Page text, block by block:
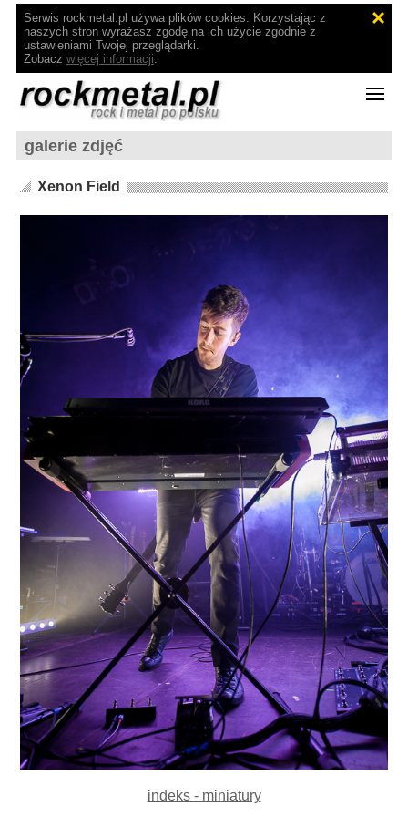
Serwis rockmetal.pl używa plików cookies. Korzystając z
naszych stron wyrażasz zgodę na ich użycie zgodnie z
ustawieniami Twojej przeglądarki.
Zobacz więcej informacji.
galerie zdjęć
Xenon Field
indeks - miniatury